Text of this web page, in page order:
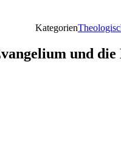
Kategorien
und